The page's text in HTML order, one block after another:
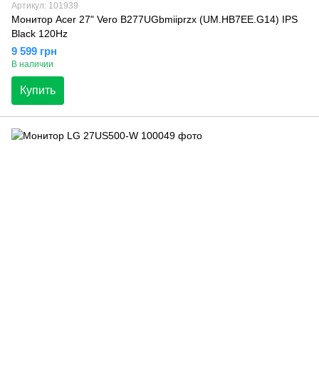
Артикул: 101939
Монитор Acer 27" Vero B277UGbmiiprzx (UM.HB7EE.G14) IPS
Black 120Hz
9 599 грн
В наличии
Купить